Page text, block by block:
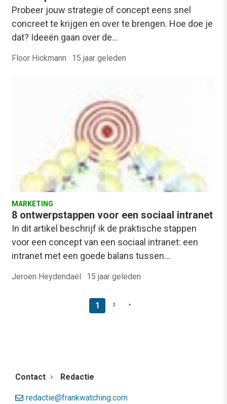
Probeer jouw strategie of concept eens snel
concreet te krijgen en over te brengen. Hoe doe je
dat? Ideeën gaan over de…
Floor Hickmann · 15 jaar geleden
MARKETING
8 ontwerpstappen voor een sociaal intranet
In dit artikel beschrijf ik de praktische stappen
voor een concept van een sociaal intranet: een
intranet met een goede balans tussen…
Jeroen Heydendael · 15 jaar geleden
1 2 >
Contact Redactie
redactie@frankwatching.com